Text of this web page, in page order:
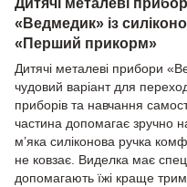
«Ведмедик» із
«Перший прикорм»
Дитячі металеві прибори
чудовий варіант для
приборів та навчання
частина допомагає зручно
м’яка силіконова ручка
не ковзає. Виделка має
допомагають їжі краще